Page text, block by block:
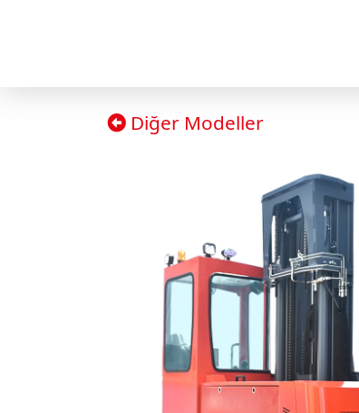
Diğer Modeller